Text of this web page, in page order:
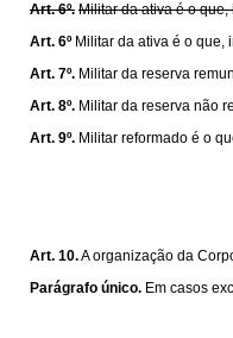
Art. 6º. Militar da ativa é o
Art. 6º Militar da ativa é o
Art. 7º. Militar da reserva
Art. 8º. Militar da reserva não
Art. 9º. Militar reformado é o
Art. 10.A organização da
Parágrafo único. Em casos